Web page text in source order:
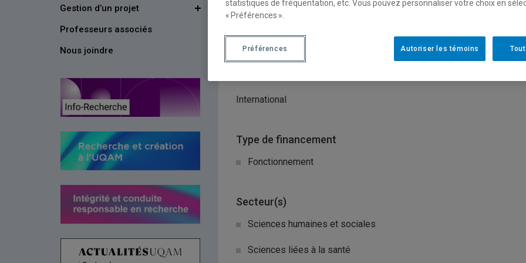
Gestion d’un projet
Professeurs associés
Nous joindre
Organisme(s) porteur(s)
Ministère des Relations internationales et de la Francophonie
International
Type de financement
Fonctionnement
Secteur(s)
Sciences humaines et sociales
Sciences liées à la santé
statistiques de fréquentation, etc. Vous pouvez personnaliser votre choix en
« Préférences ».
Autoriser les témoins
Préférences